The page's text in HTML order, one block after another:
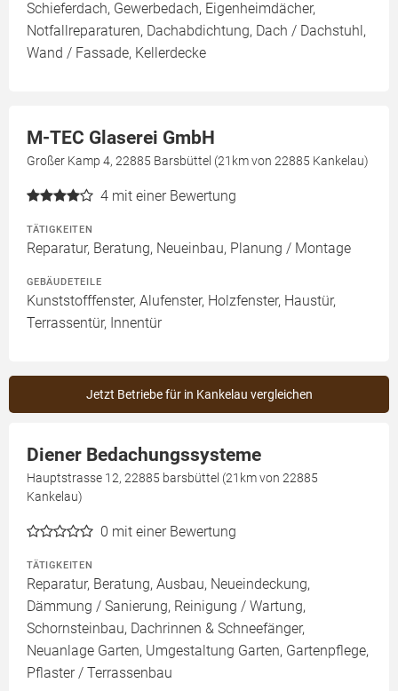
Schieferdach, Gewerbedach, Eigenheimdächer,
Notfallreparaturen, Dachabdichtung, Dach / Dachstuhl,
Wand / Fassade, Kellerdecke
M-TEC Glaserei GmbH
Großer Kamp 4, 22885 Barsbüttel (21km von 22885 Kankelau)
4 mit einer Bewertung
TÄTIGKEITEN
Reparatur, Beratung, Neueinbau, Planung / Montage
GEBÄUDETEILE
Kunststofffenster, Alufenster, Holzfenster, Haustür,
Terrassentür, Innentür
Jetzt Betriebe für in Kankelau vergleichen
Diener Bedachungssysteme
Hauptstrasse 12, 22885 barsbüttel (21km von 22885
Kankelau)
0 mit einer Bewertung
TÄTIGKEITEN
Reparatur, Beratung, Ausbau, Neueindeckung,
Dämmung / Sanierung, Reinigung / Wartung,
Schornsteinbau, Dachrinnen & Schneefänger,
Neuanlage Garten, Umgestaltung Garten, Gartenpflege,
Pflaster / Terrassenbau